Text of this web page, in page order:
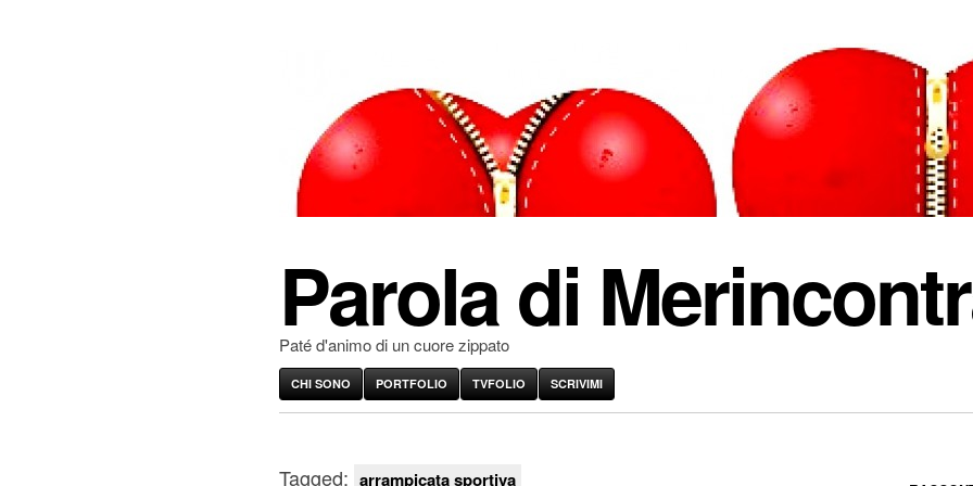
Parola di
Paté d'animo di un cuore zippato
CHI SONO PORTFOLIO TVFOLIO SCRIVIMI
Tagged: arrampicata sportiva